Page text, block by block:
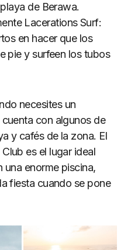
de Berawa.
Lacerations Surf:
en hacer que los
pie y surfeen los tubos
necesites un
con algunos de
y cafés de la zona. El
es el lugar ideal
una enorme piscina,
fiesta cuando se pone